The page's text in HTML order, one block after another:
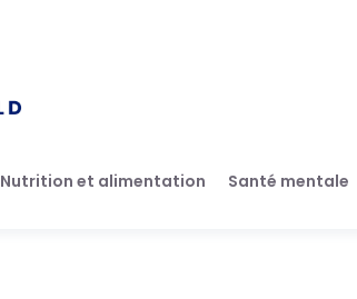
Nutrition et alimentation Santé mentale